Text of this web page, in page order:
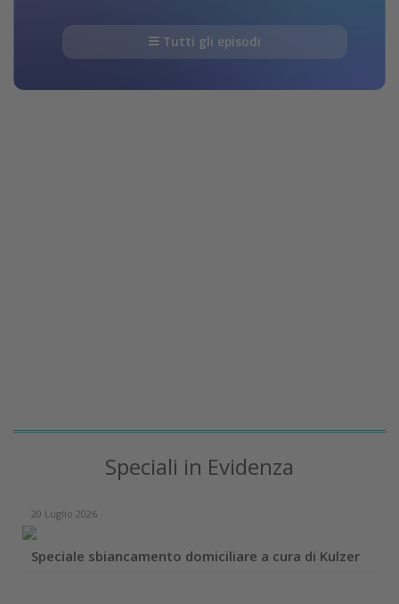
Tutti gli episodi
Speciali in Evidenza
20 Luglio 2026
Speciale sbiancamento domiciliare a cura di Kulzer